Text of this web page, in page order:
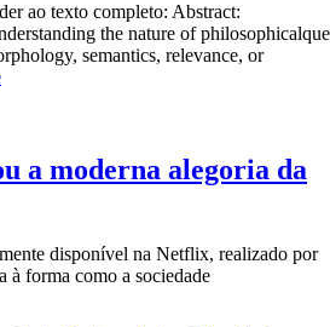
ao texto completo: Abstract:
the nature of
semantics, relevance, or
a moderna alegoria da
disponível na Netflix, realizado por
à forma como a sociedade